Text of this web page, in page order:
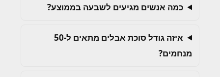
כמה אנשים מגיעים לשבעה בממוצע?
איזה גודל סוכת אבלים מתאים ל-50
מנחמים?